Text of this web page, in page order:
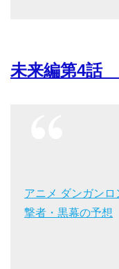
未来編第4話
アニメ ダンガン
撃者・黒幕の予想